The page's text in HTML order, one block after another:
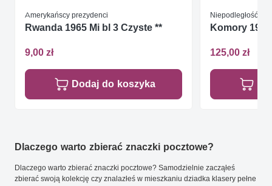
Amerykańscy prezydenci
Rwanda 1965 Mi bl 3 Czyste **
9,00 zł
Dodaj do koszyka
Niepodległość /
Komory
125,00 zł
Dlaczego warto zbierać znaczki pocztowe?
Dlaczego warto zbierać znaczki pocztowe? Samodzielnie zacząłeś
zbierać swoją kolekcję czy znalazłeś w mieszkaniu dziadka klasery pełne